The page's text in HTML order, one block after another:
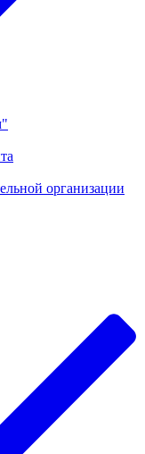
организации